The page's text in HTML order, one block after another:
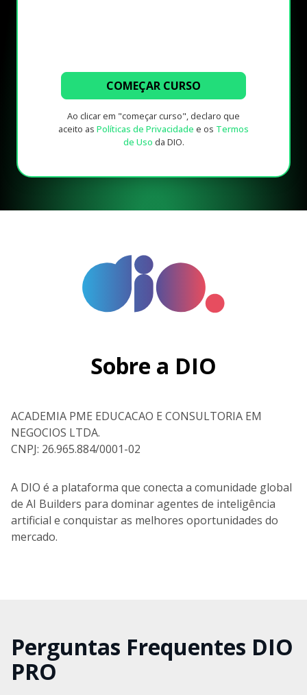
COMEÇAR CURSO
Ao clicar em "começar curso", declaro que
aceito as Políticas de Privacidade e os Termos
de Uso da DIO.
Sobre a DIO
ACADEMIA PME EDUCACAO E CONSULTORIA EM
NEGOCIOS LTDA.
CNPJ: 26.965.884/0001-02
A DIO é a plataforma que conecta a comunidade global
de AI Builders para dominar agentes de inteligência
artificial e conquistar as melhores oportunidades do
mercado.
Perguntas Frequentes DIO
PRO